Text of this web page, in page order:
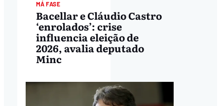
MÁ FASE
Bacellar e Cláudio Castro
‘enrolados’: crise
influencia eleição de
2026, avalia deputado
Minc